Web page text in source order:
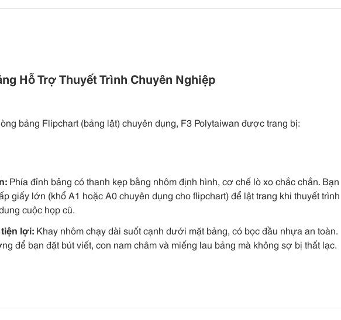
Hỗ Trợ Thuyết Trình Chuyên Nghiệp
bảng Flipchart (bảng lật) chuyên dụng, F3 Polytaiwan được trang bị:
Phía đỉnh bảng có thanh kẹp bằng nhôm định hình, cơ chế lò xo chắc chắn. Bạn
giấy lớn (khổ A1 hoặc A0 chuyên dụng cho flipchart) để lật trang khi thuyết trình
cuộc họp cũ.
lợi: Khay nhôm chạy dài suốt cạnh dưới mặt bảng, có bọc đầu nhựa an toàn.
để bạn đặt bút viết, con nam châm và miếng lau bảng mà không sợ bị thất lạc.